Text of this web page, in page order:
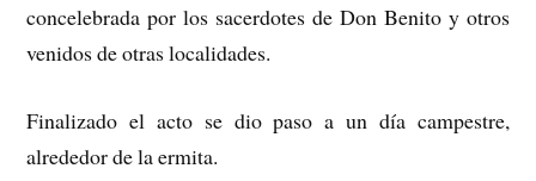
concelebrada por los sacerdotes de Don Benito y otros
venidos de otras localidades.
Finalizado el acto se dio paso a un día campestre,
alrededor de la ermita.